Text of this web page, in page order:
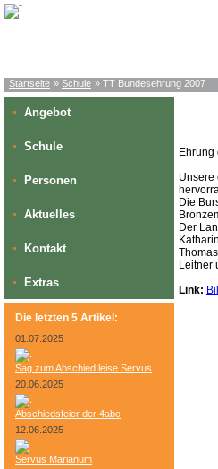
Startseite » Schule » TT Bundesehrung 2007
» Angebot
» Schule
» Personen
» Aktuelles
» Kontakt
» Extras
Die letzten 5 Artikel:
01.07.2025
Sag zum Abschied leise Servus
20.06.2025
Abschiedsfeier der 4abc
12.06.2025
Servus Marianum
Unsere
Die
Der
Leitner
Link: